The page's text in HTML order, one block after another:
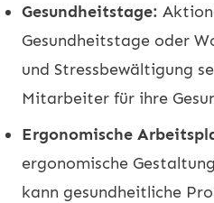
Gesundheitstage:
Gesundheitstage oder
und Stressbewältigung
Mitarbeiter für ihre
Ergonomische
ergonomische
kann gesundheitliche